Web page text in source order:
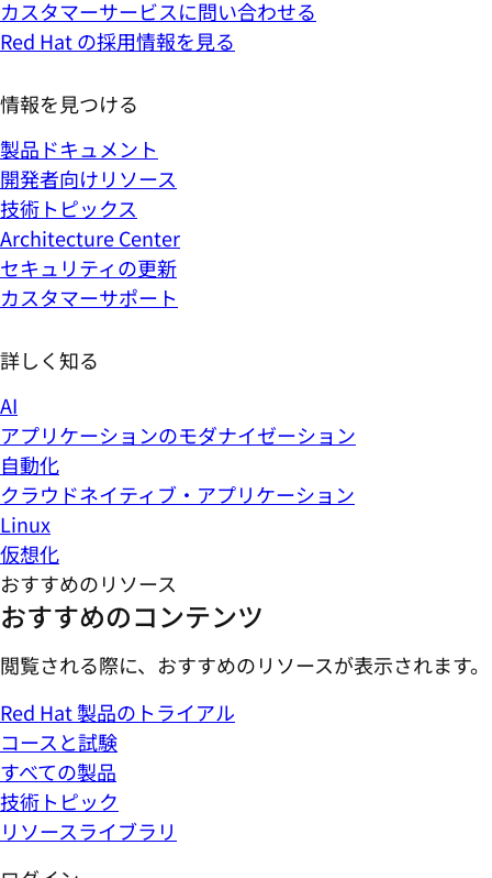
カスタマーサービスに問い合わせる
Red Hat の採用情報を見る
情報を見つける
製品ドキュメント
開発者向けリソース
技術トピックス
Architecture Center
セキュリティの更新
カスタマーサポート
詳しく知る
AI
アプリケーションのモダナイゼーション
自動化
クラウドネイティブ・アプリケーション
Linux
仮想化
おすすめのリソース
おすすめのコンテンツ
閲覧される際に、おすすめのリソースが表示されます。
Red Hat 製品のトライアル
コースと試験
すべての製品
技術トピック
リソースライブラリ